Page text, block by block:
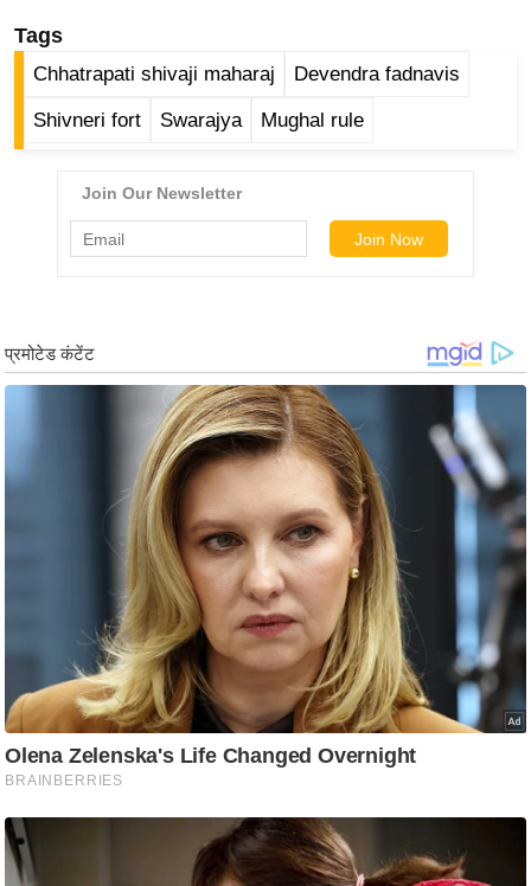
नो
रं
न
ड
हॉ
ड
r
a
i
n
Tags
Chhatrapati shivaji maharaj Devendra fadnavis
Shivneri fort Swarajya Mughal rule